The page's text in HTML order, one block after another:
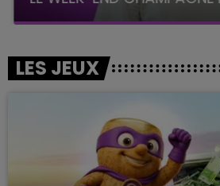
LES JEUX